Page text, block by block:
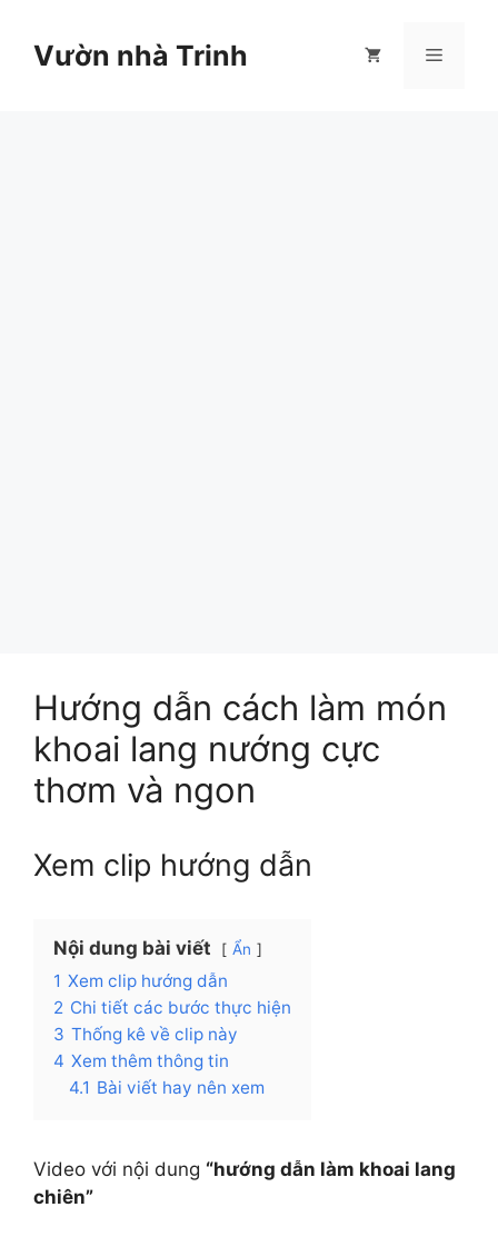
Vườn nhà Trinh Menu
Hướng dẫn cách làm món
khoai lang nướng cực
thơm và ngon
Xem clip hướng dẫn
Nội dung bài viết Ẩn
1 Xem clip hướng dẫn
2 Chi tiết các bước thực hiện
3 Thống kê về clip này
4 Xem thêm thông tin
4.1 Bài viết hay nên xem
Video với nội dung “hướng dẫn làm khoai lang
chiên”